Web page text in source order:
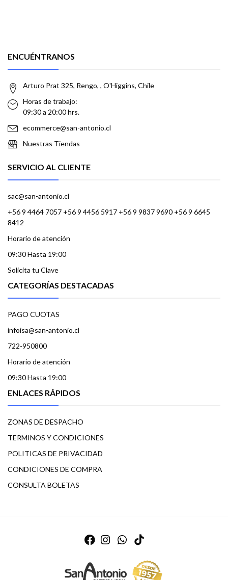
ENCUÉNTRANOS
Arturo Prat 325, Rengo, , O'Higgins, Chile
Horas de trabajo:
09:30 a 20:00 hrs.
ecommerce@san-antonio.cl
Nuestras Tiendas
SERVICIO AL CLIENTE
sac@san-antonio.cl
+56 9 4464 7057 +56 9 4456 5917 +56 9 9837 9690 +56 9 6645
8412
Horario de atención
09:30 Hasta 19:00
Solicita tu Clave
CATEGORÍAS DESTACADAS
PAGO CUOTAS
infoisa@san-antonio.cl
722-950800
Horario de atención
09:30 Hasta 19:00
ENLACES RÁPIDOS
ZONAS DE DESPACHO
TERMINOS Y CONDICIONES
POLITICAS DE PRIVACIDAD
CONDICIONES DE COMPRA
CONSULTA BOLETAS